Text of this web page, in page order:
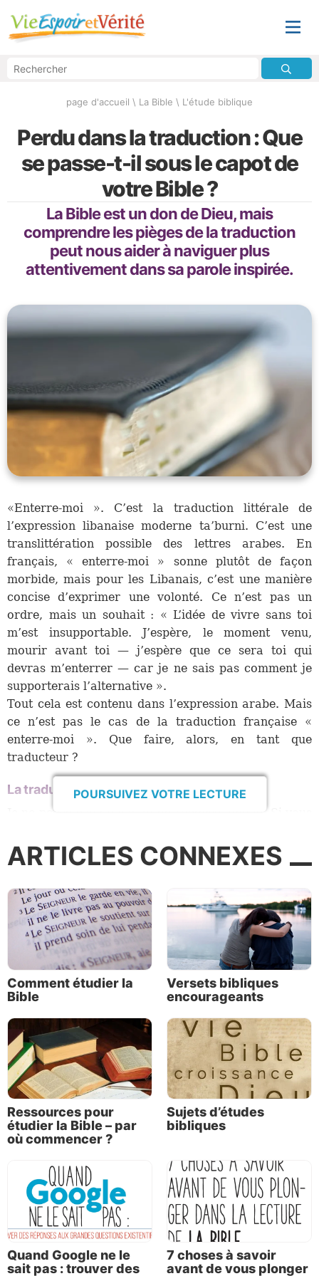
page d'accueil \ La Bible \ L'étude biblique
Perdu dans la traduction : Que
se passe-t-il sous le capot de
votre Bible ?
La Bible est un don de Dieu, mais
comprendre les pièges de la traduction
peut nous aider à naviguer plus
attentivement dans sa parole inspirée.
«Enterre-moi ». C’est la traduction littérale de
l’expression libanaise moderne ta’burni. C’est une
translittération possible des lettres arabes. En
français, « enterre-moi » sonne plutôt de façon
morbide, mais pour les Libanais, c’est une manière
concise d’exprimer une volonté. Ce n’est pas un
ordre, mais un souhait : « L’idée de vivre sans toi
m’est insupportable. J’espère, le moment venu,
mourir avant toi — j’espère que ce sera toi qui
devras m’enterrer — car je ne sais pas comment je
supporterais l’alternative ».
Tout cela est contenu dans l’expression arabe. Mais
ce n’est pas le cas de la traduction française «
enterre-moi ». Que faire, alors, en tant que
traducteur ?
La traduction est un exercice complexe
Je ne pense pas qu’il y ait de réponse unique. Si vous
sens littéral de l’arabe original, tout en créant une
confusion autour d’une expression dont le sens
vous traduisez cela par « Je ne peux supporter l’idée
de vivre sans toi », vous restez fidèle à l’intention de
la personne qui a prononcé ces mots, tout en
obscurcissant les termes exacts employés.
POURSUIVEZ VOTRE LECTURE
ARTICLES CONNEXES
Comment étudier la
Bible
Versets bibliques
encourageants
Ressources pour
étudier la Bible – par
où commencer ?
Sujets d’études
bibliques
Quand Google ne le
sait pas : trouver des
7 choses à savoir
avant de vous plonger